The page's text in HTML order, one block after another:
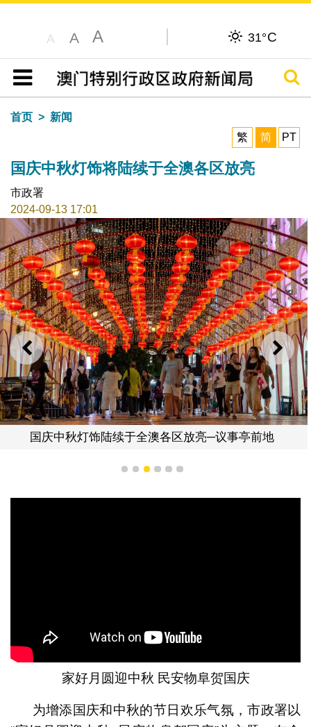
A A A 31°C
目录
搜寻
首页
新闻
繁
简 PT
国庆中秋灯饰将陆续于全澳各区放亮
市政署
2024-09-13 17:01
上一则 下一
国庆中秋灯饰陆续于全澳各区放亮─议事亭前地
1 2 3 4 5 6
家好月圆迎中秋 民安物阜贺国庆
为增添国庆和中秋的节日欢乐气氛，市政署以